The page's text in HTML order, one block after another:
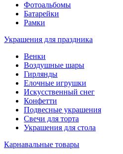
Фотоальбомы
Батарейки
Рамки
Украшения для праздника
Венки
Воздушные шары
Гирлянды
Елочные игрушки
Искусственный снег
Конфетти
Подвесные украшения
Свечи для торта
Украшения для стола
Карнавальные товары